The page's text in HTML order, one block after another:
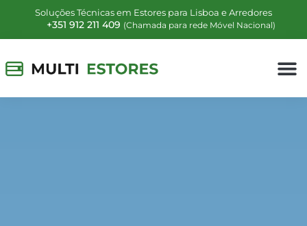
Soluções Técnicas em Estores para Lisboa e Arredores
+351 912 211 409 (Chamada para rede Móvel Nacional)